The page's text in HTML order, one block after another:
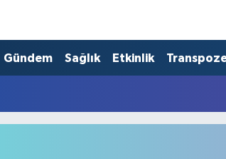
Gündem Sağlık Etkinlik